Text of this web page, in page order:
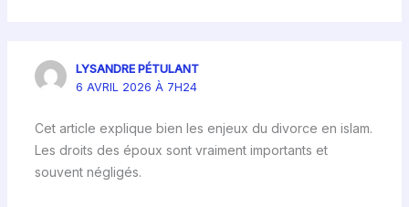
LYSANDRE PÉTULANT
6 AVRIL 2026 À 7H24
Cet article explique bien les enjeux du divorce en islam.
Les droits des époux sont vraiment importants et
souvent négligés.